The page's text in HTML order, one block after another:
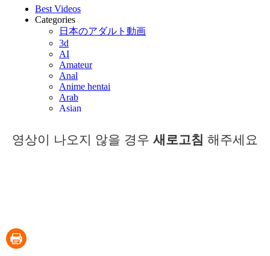
영상이 나오지 않을 경우 새로고침 해주세요